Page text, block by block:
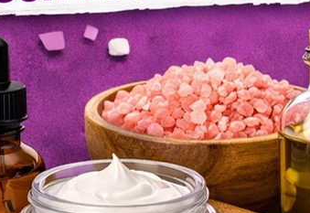
ONT ÉGALEMENT ACHETÉ...